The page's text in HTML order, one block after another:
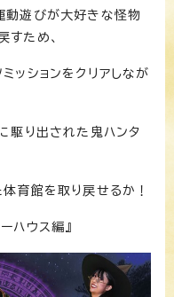
動遊びが大好きな怪物
ため、
ッションをクリアしなが
駆り出された鬼ハンタ
育館を取り戻せるか！
ハウス編』